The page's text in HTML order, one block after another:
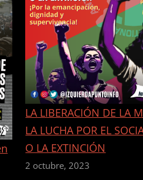
LA LIBERACIÓN DE LA
LA LUCHA POR EL
O LA EXTINCIÓN
2 octubre, 2023